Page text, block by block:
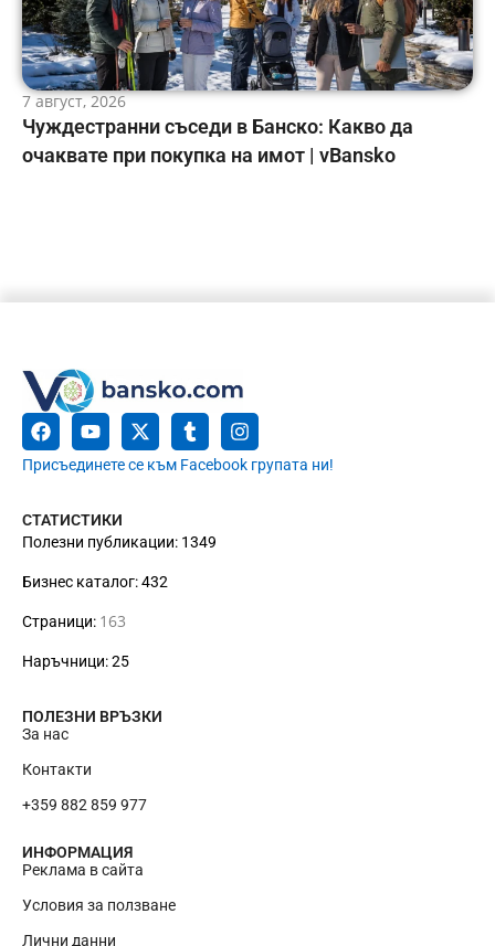
7 август, 2026
Чуждестранни съседи в Банско: Какво да
очаквате при покупка на имот | vBansko
Присъединете се към Facebook групата ни!
СТАТИСТИКИ
Полезни публикации: 1349
Бизнес каталог: 432
Страници: 163
Наръчници: 25
ПОЛЕЗНИ ВРЪЗКИ
За нас
Контакти
+359 882 859 977
ИНФОРМАЦИЯ
Реклама в сайта
Условия за ползване
Лични данни